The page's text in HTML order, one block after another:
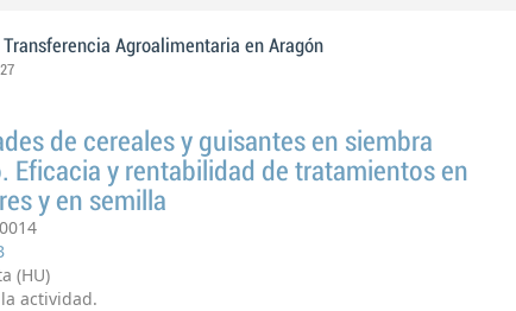
Transferencia Agroalimentaria en Aragón
de cereales y guisantes en siembra
Eficacia y rentabilidad de tratamientos en
y en semilla
(HU)
actividad.